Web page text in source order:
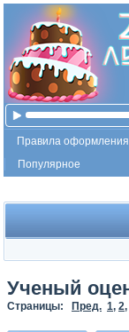
Правила оформления
Популярное
Ученый
Страницы: Пред. 1, 2,